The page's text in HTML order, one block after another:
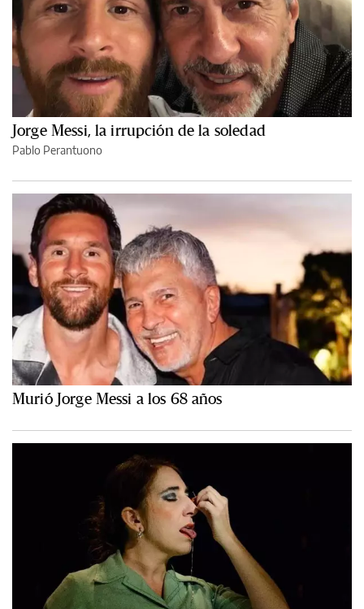
Jorge Messi, la irrupción de la soledad
Pablo Perantuono
Murió Jorge Messi a los 68 años